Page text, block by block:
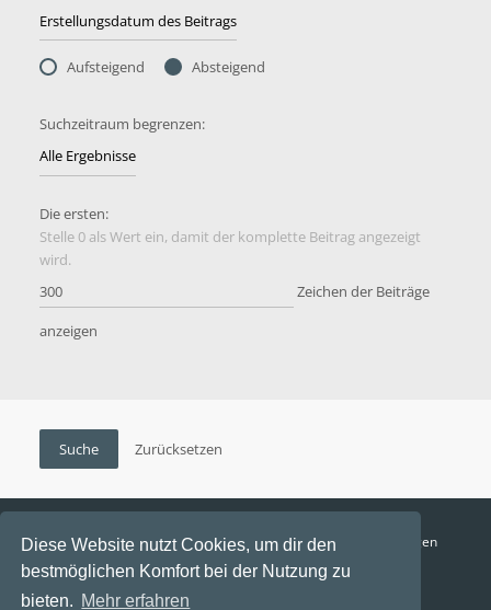
Diese Website nutzt Cookies, um dir den
bestmöglichen Komfort bei der Nutzung zu
bieten. Mehr erfahren
Aufsteigend Absteigend
Suchzeitraum begrenzen:
Die ersten:
Stelle 0 als Wert ein, damit der komplette Beitrag angezeigt
wird.
Zeichen der Beiträge
anzeigen
Funga Austria FAQ Datenschutz
Nutzungsbedingungen
Alle Zeiten sind UTC+02:00
Aktuelle Zeit: 10. August 2026, 13:39